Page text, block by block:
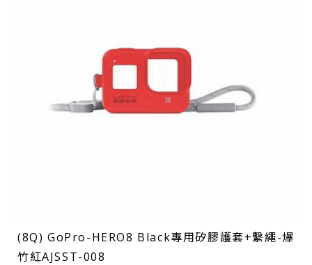
(8Q) GoPro-HERO8 Black專用矽膠護套+繫繩-爆
竹紅AJSST-008